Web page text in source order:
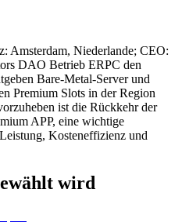
Niederlande; CEO:
DAO Betrieb ERPC den
Bare-Metal-Server und
Premium Slots in der Region
ist die Rückkehr der
APP, eine wichtige
Kosteneffizienz und
wird